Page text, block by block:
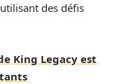
des défis
King Legacy est